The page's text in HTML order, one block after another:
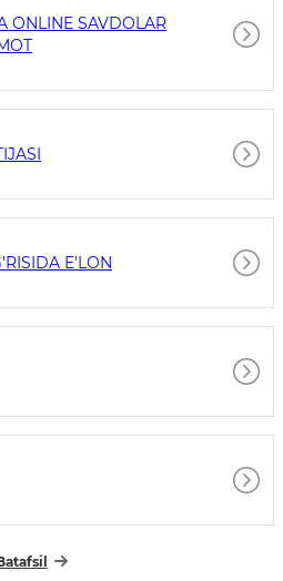
ONLINE SAVDOLAR
E'LON